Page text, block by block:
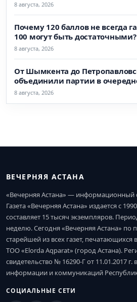
8 августа, 2026
Почему 120 баллов не всегда
100 могут быть достаточными?
8 августа, 2026
От Шымкента до
объединили партии в
8 августа, 2026
ВЕЧЕРНЯЯ АСТАНА
«Вечерняя Астана» — информационный
Газета «Вечерняя Астана» издается с
составляет 15 тысяч экземпляров.
неделю. Сегодня «Вечерняя Астана» по
старейшей из всех газет, печатающихся
ТОО «Elorda Aqparat» (город Астана).
свидетельство № 16290-Г от 11.01.2017
информации и коммуникаций
СОЦИАЛЬНЫЕ СЕТИ